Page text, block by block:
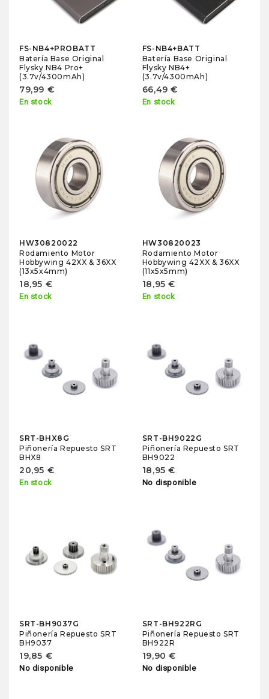
FS-NB4+PROBATT
Batería Base Original
Flysky NB4 Pro+
(3.7v/4300mAh)
79,99 €
En stock
FS-NB4+BATT
Batería Base Original
Flysky NB4+
(3.7v/4300mAh)
66,49 €
En stock
HW30820022
Rodamiento Motor
Hobbywing 42XX & 36XX
(13x5x4mm)
18,95 €
En stock
HW30820023
Rodamiento Motor
Hobbywing 42XX & 36XX
(11x5x5mm)
18,95 €
En stock
SRT-BHX8G
Piñonería Repuesto SRT
BHX8
20,95 €
En stock
SRT-BH9022G
Piñonería Repuesto SRT
BH9022
18,95 €
No disponible
SRT-BH9037G
Piñonería Repuesto SRT
BH9037
19,85 €
No disponible
SRT-BH922RG
Piñonería Repuesto SRT
BH922R
19,90 €
No disponible